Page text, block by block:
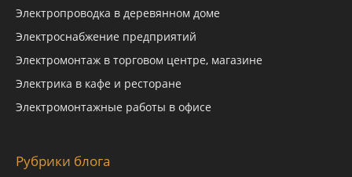
Электропроводка в деревянном доме
Электроснабжение предприятий
Электромонтаж в торговом центре, магазине
Электрика в кафе и ресторане
Электромонтажные работы в офисе
Рубрики блога